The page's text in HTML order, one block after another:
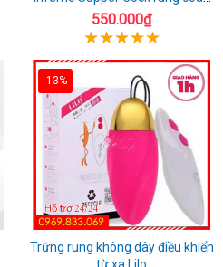
7 chế độ
550.000₫
-13%
Trứng rung không dây điều khiển
từ xa Lilo